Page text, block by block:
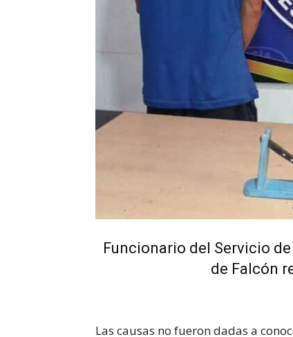
Funcionario del Servicio
de Falcón
Las causas no fueron dadas a